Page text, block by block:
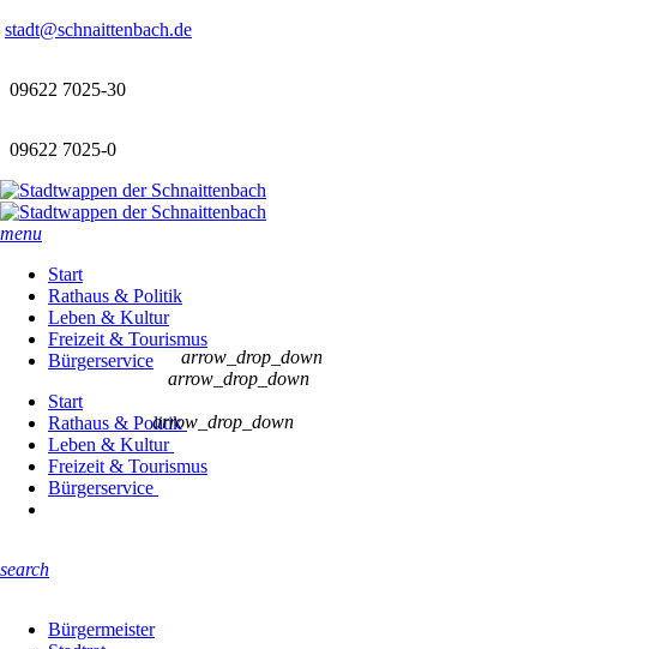
stadt@schnaittenbach.de
09622 7025-30
09622 7025-0
menu
Start
Rathaus & Politik
Leben & Kultur
Freizeit & Tourismus
Bürgerservice
Start
Rathaus & Politik
arrow_drop_down
Leben & Kultur
arrow_drop_down
Freizeit & Tourismus
Bürgerservice
arrow_drop_down
search
Bürgermeister